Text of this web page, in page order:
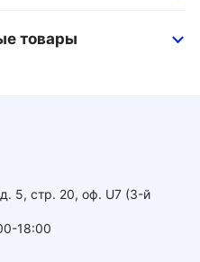
товары
5, стр. 20, оф. U7 (3-й
18:00